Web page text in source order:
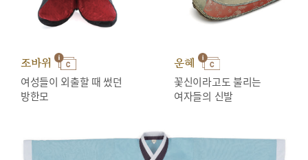
조바위
여성들이 외출할 때 썼던
방한모
운혜
꽃신이라고도 불리는
여자들의 신발